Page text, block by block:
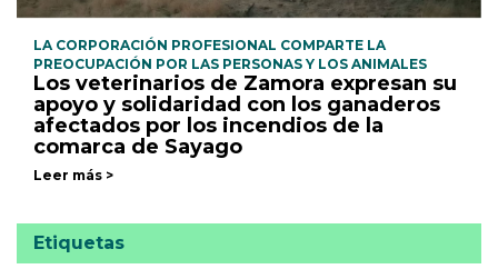
LA CORPORACIÓN PROFESIONAL COMPARTE LA
PREOCUPACIÓN POR LAS PERSONAS Y LOS ANIMALES
Los veterinarios de Zamora expresan su
apoyo y solidaridad con los ganaderos
afectados por los incendios de la
comarca de Sayago
Leer más >
Etiquetas